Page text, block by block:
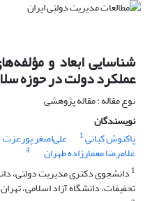
شناسایی ابعاد و
عملکرد دولت در حوزه
نوع مقاله : مقاله پژوهشی
نویسندگان
پاکنوش کیانی1 علی‌اصغر پورعزت
غلامرضا معمارزاده طهران
4
1 دانشجوی دکتری مدیریت دولتی،
تحقیقات، دانشگاه آزاد اسلامی،